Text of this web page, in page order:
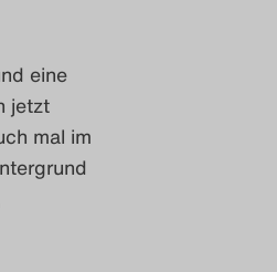
eine
jetzt
mal im